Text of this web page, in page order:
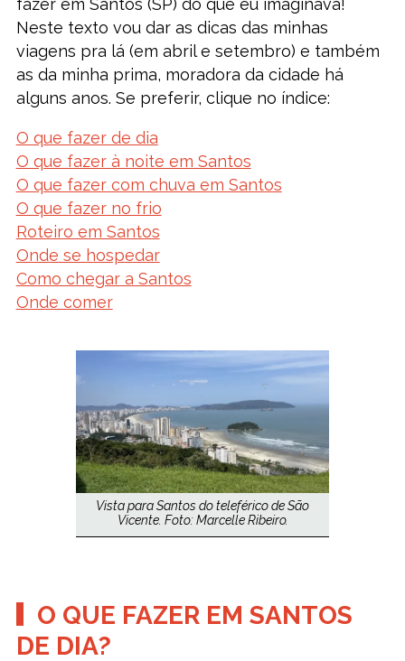
fazer em Santos (SP) do que eu imaginava!
Neste texto vou dar as dicas das minhas
viagens pra lá (em abril e setembro) e também
as da minha prima, moradora da cidade há
alguns anos. Se preferir, clique no índice:
O que fazer de dia
O que fazer à noite em Santos
O que fazer com chuva em Santos
O que fazer no frio
Roteiro em Santos
Onde se hospedar
Como chegar a Santos
Onde comer
Vista para Santos do teleférico de São
Vicente. Foto: Marcelle Ribeiro.
O QUE FAZER EM SANTOS
DE DIA?